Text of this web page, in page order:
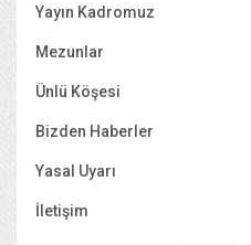
Yayın Kadromuz
Mezunlar
Ünlü Köşesi
Bizden Haberler
Yasal Uyarı
İletişim